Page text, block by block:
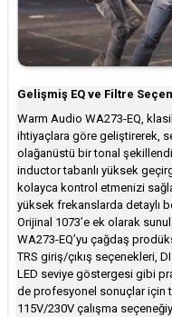
Gelişmiş EQ ve Filtre
Warm Audio WA273-EQ,
ihtiyaçlara göre geliştirerek,
olağanüstü bir tonal
inductor tabanlı yüksek
kolayca kontrol etmenizi
yüksek frekanslarda detaylı
Orijinal 1073’e ek olarak
WA273-EQ’yu çağdaş
TRS giriş/çıkış seçenekleri,
LED seviye göstergesi gibi
de profesyonel sonuçlar için
115V/230V çalışma